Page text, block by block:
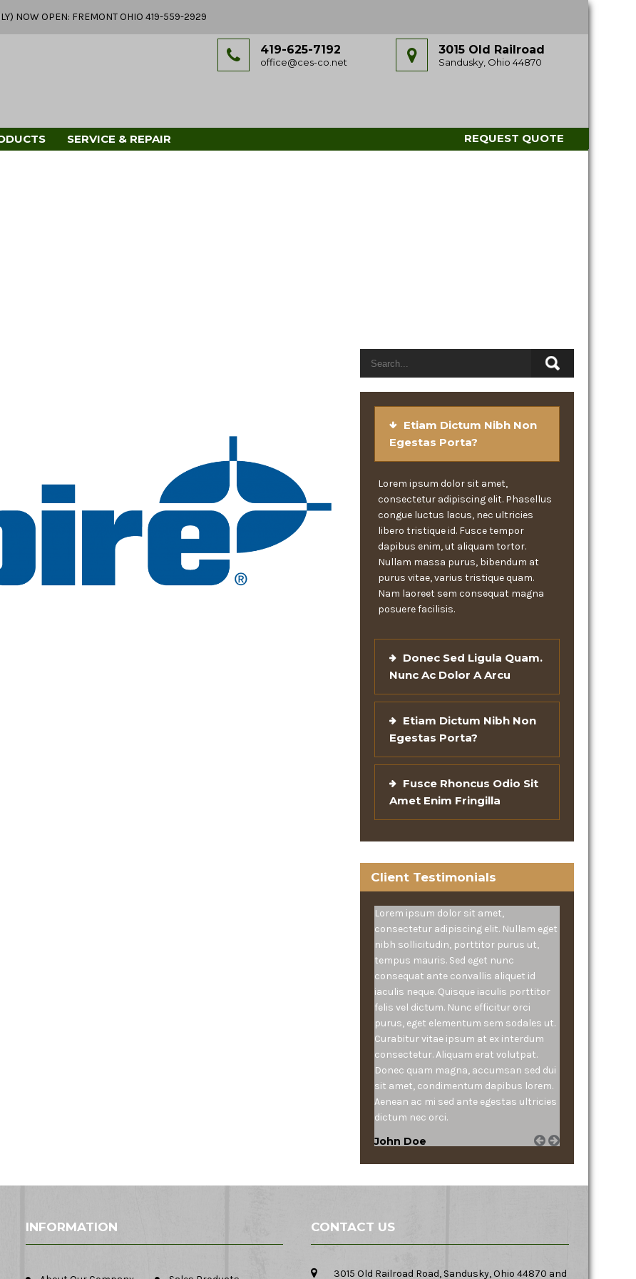
NOW OPEN: FREMONT OHIO 419-559-2929
3015 Old Railroad
Sandusky, Ohio 44870
419-625-7192
office@ces-co.net
SERVICE & REPAIR REQUEST QUOTE
Etiam Dictum Nibh Non
Egestas Porta?
Lorem ipsum dolor sit amet,
consectetur adipiscing elit. Phasellus
congue luctus lacus, nec ultricies
libero tristique id. Fusce tempor
dapibus enim, ut aliquam tortor.
Nullam massa purus, bibendum at
purus vitae, varius tristique quam.
Nam laoreet sem consequat magna
posuere facilisis.
Donec Sed Ligula Quam.
Nunc Ac Dolor A Arcu
Etiam Dictum Nibh Non
Egestas Porta?
Fusce Rhoncus Odio Sit
Amet Enim Fringilla
Client Testimonials
Lorem ipsum dolor sit amet,
consectetur adipiscing elit. Nullam eget
nibh sollicitudin, porttitor purus ut,
tempus mauris. Sed eget nunc
consequat ante convallis aliquet id
iaculis neque. Quisque iaculis porttitor
felis vel dictum. Nunc efficitur orci
purus, eget elementum sem sodales ut.
Curabitur vitae ipsum at ex interdum
consectetur. Aliquam erat volutpat.
Donec quam magna, accumsan sed dui
sit amet, condimentum dapibus lorem.
Aenean ac mi sed ante egestas ultricies
dictum nec orci.
John Doe
INFORMATION CONTACT US
3015 Old Railroad Road, Sandusky, Ohio 44870 and